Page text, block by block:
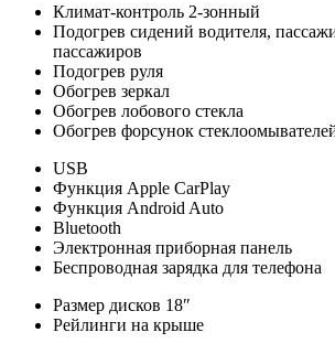
Климат-контроль 2-зонный
Подогрев сидений водителя,
пассажиров
Подогрев руля
Обогрев зеркал
Обогрев лобового стекла
Обогрев форсунок
USB
Функция Apple CarPlay
Функция Android Auto
Bluetooth
Электронная приборная панель
Беспроводная зарядка для телефона
Размер дисков 18″
Рейлинги на крыше